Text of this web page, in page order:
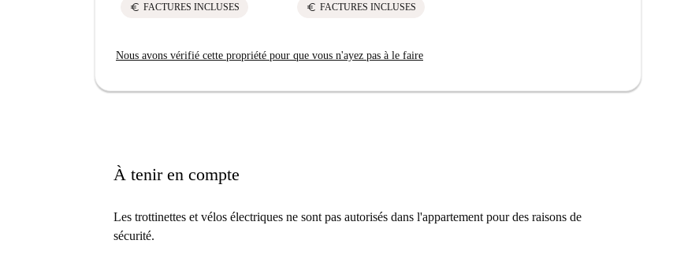
euro FACTURES INCLUSES euro FACTURES INCLUSES
Nous avons vérifié cette propriété pour que vous n'ayez pas à le faire
À tenir en compte
Les trottinettes et vélos électriques ne sont pas autorisés dans l'appartement pour des raisons de
sécurité.